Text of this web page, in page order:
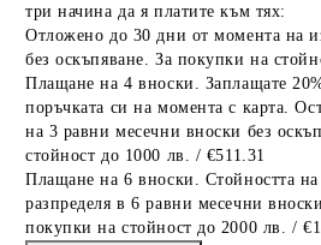
три начина да я платите към тях:
Отложено до 30 дни от момента на
без оскъпяване. За покупки на
Плащане на 4 вноски. Заплащате
поръчката си на момента с карта.
на 3 равни месечни вноски без
стойност до 1000 лв. / €511.31
Плащане на 6 вноски. Стойността на
разпределя в 6 равни месечни
покупки на стойност до 2000 лв. /